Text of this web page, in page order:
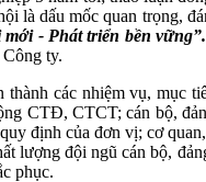
dấu mốc quan trọng,
- Phát triển bền vững”.
ty.
các nhiệm vụ, mục
CTĐ, CTCT; cán bộ,
định của đơn vị; cơ
lượng đội ngũ cán bộ,
phục.